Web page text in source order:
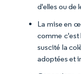
d'elles ou de
La mise en
comme c'est
suscité la
adoptées et